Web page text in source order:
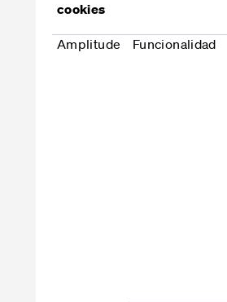
cookies
Amplitude Funcionalidad